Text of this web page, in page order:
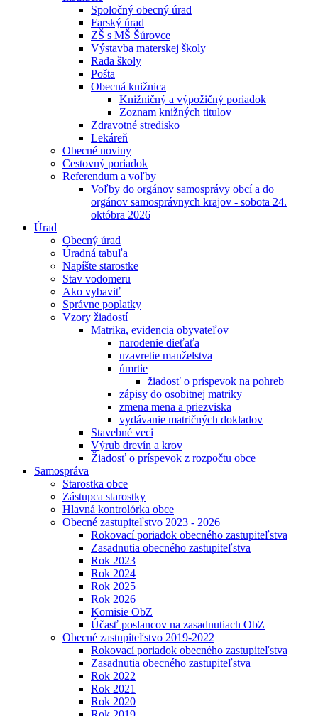
Spoločný obecný úrad
Farský úrad
ZŠ s MŠ Šúrovce
Výstavba materskej školy
Rada školy
Pošta
Obecná knižnica
Knižničný a výpožičný poriadok
Zoznam knižných titulov
Zdravotné stredisko
Lekáreň
Obecné noviny
Cestovný poriadok
Referendum a voľby
Voľby do orgánov samosprávy obcí a do
orgánov samosprávnych krajov - sobota 24.
októbra 2026
Úrad
Obecný úrad
Úradná tabuľa
Napíšte starostke
Stav vodomeru
Ako vybaviť
Správne poplatky
Vzory žiadostí
Matrika, evidencia obyvateľov
narodenie dieťaťa
uzavretie manželstva
úmrtie
žiadosť o príspevok na pohreb
zápisy do osobitnej matriky
zmena mena a priezviska
vydávanie matričných dokladov
Stavebné veci
Výrub drevín a krov
Žiadosť o príspevok z rozpočtu obce
Samospráva
Starostka obce
Zástupca starostky
Hlavná kontrolórka obce
Obecné zastupiteľstvo 2023 - 2026
Rokovací poriadok obecného zastupiteľstva
Zasadnutia obecného zastupiteľstva
Rok 2023
Rok 2024
Rok 2025
Rok 2026
Komisie ObZ
Účasť poslancov na zasadnutiach ObZ
Obecné zastupiteľstvo 2019-2022
Rokovací poriadok obecného zastupiteľstva
Zasadnutia obecného zastupiteľstva
Rok 2022
Rok 2021
Rok 2020